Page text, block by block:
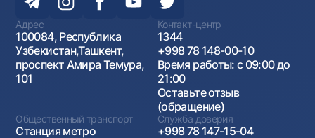
Адрес
100084, Республика
Узбекистан,Ташкент,
проспект Амира Темура,
101
Контакт-центр
1344
+998 78 148-00-10
Время работы: с 09:00 до
21:00
Оставьте отзыв
(обращение)
Общественный транспорт
Станция метро
Служба доверия
+998 78 147-15-04